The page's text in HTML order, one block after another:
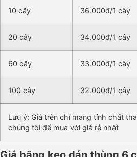
10 cây 36.000đ/1 cây
20 cây 34.000đ/1 cây
60 cây 33.000đ/1 cây
100 cây 32.000đ/1 cây
Lưu ý: Giá trên chỉ mang tính chất
chúng tôi để mua với giá rẻ nhất